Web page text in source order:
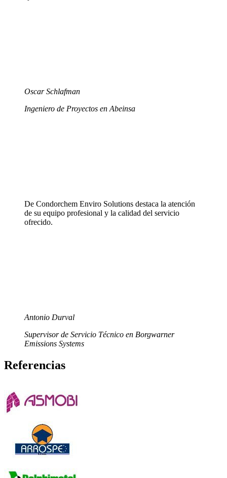
Oscar Schlafman
Ingeniero de Proyectos en Abeinsa
De Condorchem Enviro Solutions destaca la atención
de su equipo profesional y la calidad del servicio
ofrecido.
Antonio Durval
Supervisor de Servicio Técnico en Borgwarner
Emissions Systems
Referencias